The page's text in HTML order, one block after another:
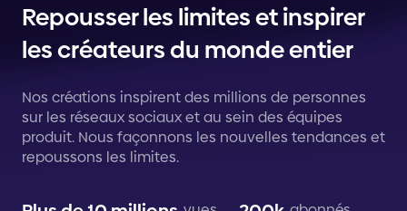
Repousser les limites et inspirer
les créateurs du monde entier
Nos créations inspirent des millions de personnes
sur les réseaux sociaux et au sein des équipes
produit. Nous façonnons les nouvelles tendances et
repoussons les limites.